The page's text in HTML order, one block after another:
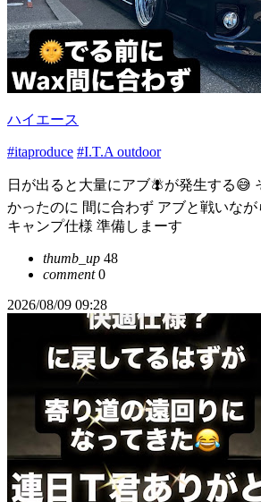
ハイエース
#itaproduce #I.T.A outdoor
日が出ると大量にアブ🪰が発生する😅
かったのに 間に合わず アブと戦いな
キャンプ仕様 準備しまーす
thumb_up 48
comment0
2026/08/09 09:28